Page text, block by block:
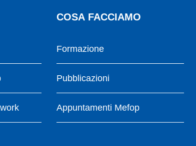
COSA FACCIAMO
Formazione
Pubblicazioni
Appuntamenti Mefop